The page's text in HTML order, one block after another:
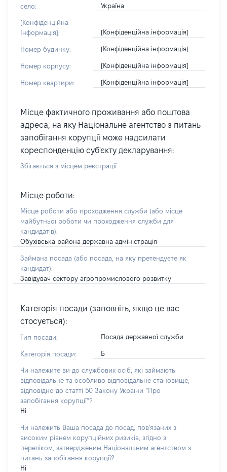
село:
Україна
[Конфіденційна
Інформація]:
[Конфіденційна інформація]
Номер будинку: [Конфіденційна інформація]
Номер корпусу: [Конфіденційна інформація]
Номер квартири: [Конфіденційна інформація]
Місце фактичного проживання або поштова
адреса, на яку Національне агентство з питань
запобігання корупції може надсилати
кореспонденцію суб'єкту декларування:
Збігається з місцем реєстрації
Місце роботи:
Місце роботи або проходження служби (або місце
майбутньої роботи чи проходження служби для
кандидатів):
Обухівська района державна адміністрація
Займана посада (або посада, на яку претендуєте як
кандидат):
Завідувач сектору агропромислового розвитку
Категорія посади (заповніть, якщо це вас
стосується):
Тип посади: Посада державної служби
Категорія посади: Б
Чи належите ви до службових осіб, які займають
відповідальне та особливо відповідальне становище,
відповідно до статті 50 Закону України “Про
запобігання корупції”?
Ні
Чи належить Ваша посада до посад, пов'язаних з
високим рівнем корупційних ризиків, згідно з
переліком, затвердженим Національним агентством з
питань запобігання корупції?
Ні